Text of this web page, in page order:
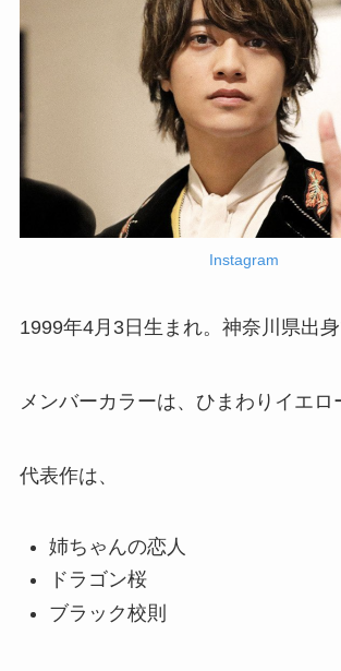
Instagram
1999年4月3日生まれ。神奈川県出身
メンバーカラーは、ひまわりイエロ
代表作は、
姉ちゃんの恋人
ドラゴン桜
ブラック校則